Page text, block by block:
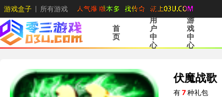
游戏盒子 所有游戏
首
页
用
户
中
心
游
戏
中
心
伏魔战歌
有7种礼包